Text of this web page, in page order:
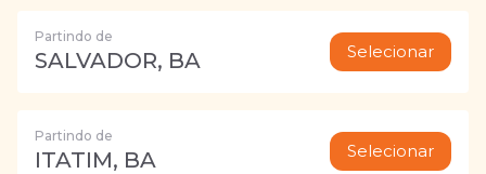
Partindo de
SALVADOR, BA Selecionar
Partindo de
ITATIM, BA Selecionar